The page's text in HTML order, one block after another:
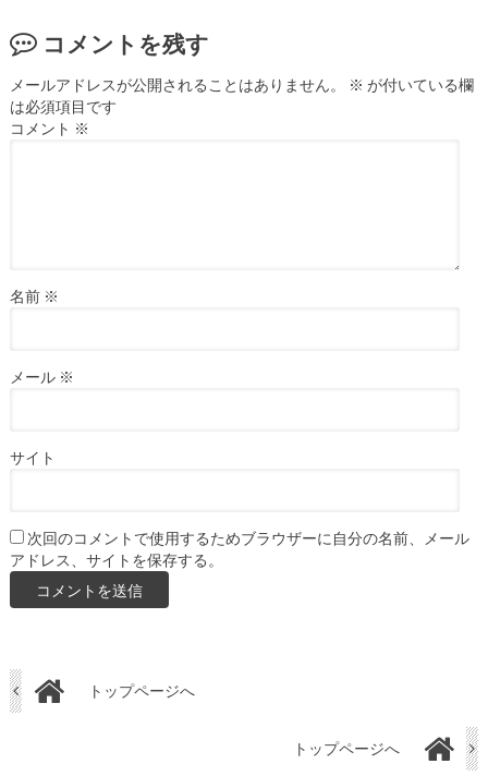
コメントを残す
メールアドレスが公開されることはありません。 ※ が付いている欄
は必須項目です
コメント ※
名前 ※
メール ※
サイト
次回のコメントで使用するためブラウザーに自分の名前、メール
アドレス、サイトを保存する。
トップページへ
トップページへ